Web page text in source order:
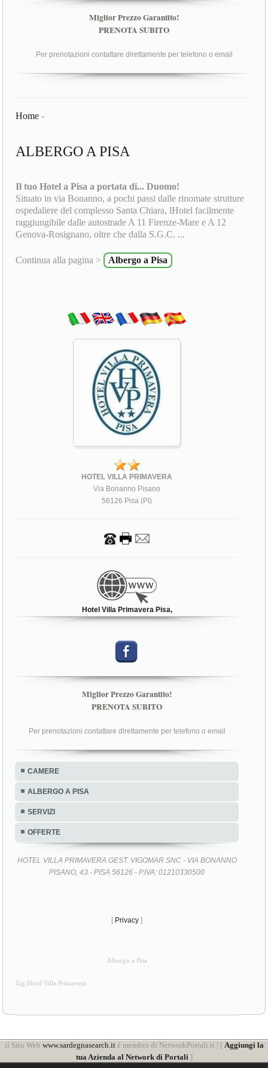
Miglior Prezzo Garantito!
PRENOTA SUBITO
Per prenotazioni contattare direttamente per telefono o email
Home -
ALBERGO A PISA
Il tuo Hotel a Pisa a portata di... Duomo!
Situato in via Bonanno, a pochi passi dalle rinomate strutture
ospedaliere del complesso Santa Chiara, lHotel facilmente
raggiungibile dalle autostrade A 11 Firenze-Mare e A 12
Genova-Rosignano, oltre che dalla S.G.C. ...
Continua alla pagina > Albergo a Pisa
HOTEL VILLA PRIMAVERA
Via Bonanno Pisano
56126 Pisa (PI)
Hotel Villa Primavera Pisa,
Miglior Prezzo Garantito!
PRENOTA SUBITO
Per prenotazioni contattare direttamente per telefono o email
CAMERE
ALBERGO A PISA
SERVIZI
OFFERTE
HOTEL VILLA PRIMAVERA GEST. VIGOMAR SNC - VIA BONANNO
PISANO, 43 - PISA 56126 - P.IVA: 01210330500
[ Privacy ]
Albergo a Pisa
Tag Hotel Villa Primavera
il Sito Web www.sardegnasearch.itè membro di NetworkPortali.it | [ Aggiungi la
tua Azienda al Network di Portali ]